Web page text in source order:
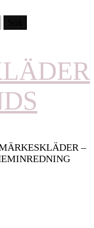
–